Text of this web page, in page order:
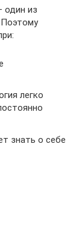
один из
Поэтому
легко
знать о себе